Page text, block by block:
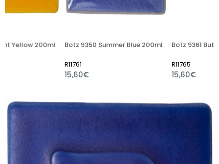
Botz 9350 Summer Blue 200ml Botz 9361 Butter 200ml